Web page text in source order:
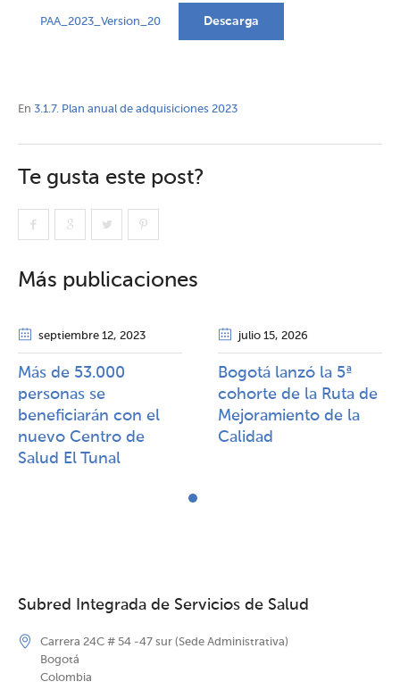
PAA_2023_Version_20 Descarga
En 3.1.7. Plan anual de adquisiciones 2023
Te gusta este post?
Más publicaciones
septiembre 12, 2023
Más de 53.000
personas se
beneficiarán con el
nuevo Centro de
Salud El Tunal
julio 15, 2026
Bogotá lanzó la 5ª
cohorte de la Ruta de
Mejoramiento de la
Calidad​​
Subred Integrada de Servicios de Salud
Carrera 24C # 54 -47 sur (Sede Administrativa)
Bogotá
Colombia